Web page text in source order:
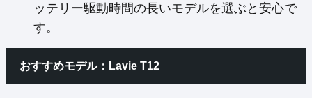
ッテリー駆動時間の長いモデルを選ぶと安心で
す。
おすすめモデル：Lavie T12